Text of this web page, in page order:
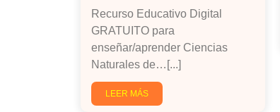
Recurso Educativo Digital
GRATUITO para
enseñar/aprender Ciencias
Naturales de…[...]
LEER MÁS